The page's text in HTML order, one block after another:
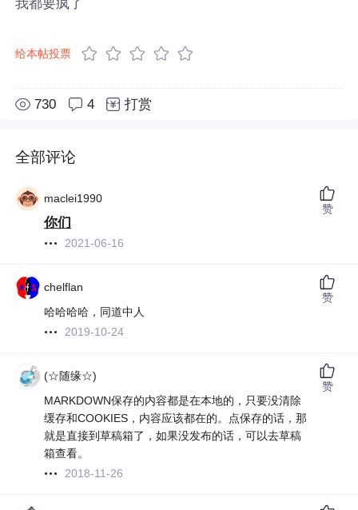
给本帖投票
730 4 打赏
全部评论
maclei1990
你们
2021-06-16
赞
chelflan
哈哈哈哈，同道中人
2019-10-24
赞
(☆随缘☆)
MARKDOWN保存的内容都是在本地的，只要没清除
缓存和COOKIES，内容应该都在的。点保存的话，那
就是直接到草稿箱了，如果没发布的话，可以去草稿
箱查看。
2018-11-26
赞